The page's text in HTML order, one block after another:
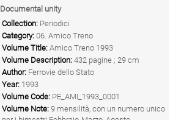
Documental unity
Collection: Periodici
Category: 06. Amico Treno
Volume Title: Amico Treno 1993
Volume Description: 432 pagine ; 29 cm
Author: Ferrovie dello Stato
Year: 1993
Volume Code: PE_AMI_1993_0001
Volume Note: 9 mensilità, con un numero unico